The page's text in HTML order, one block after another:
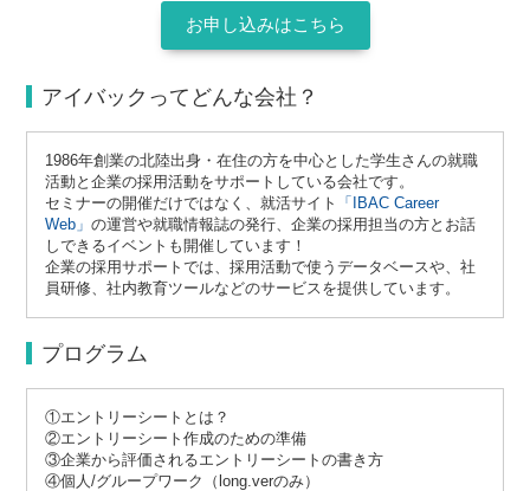
お申し込みはこちら
アイバックってどんな会社？
1986年創業の北陸出身・在住の方を中心とした学生さんの就職
活動と企業の採用活動をサポートしている会社です。
セミナーの開催だけではなく、就活サイト
「IBAC Career
Web」の運営や就職情報誌の発行、企業の採用担当の方とお話
しできるイベントも開催しています！
企業の採用サポートでは、採用活動で使うデータベースや、社
員研修、社内教育ツールなどのサービスを提供しています。
プログラム
①エントリーシートとは？
②エントリーシート作成のための準備
③企業から評価されるエントリーシートの書き方
④個人/グループワーク（long.verのみ）